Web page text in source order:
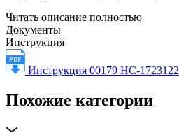
Читать описание полностью
Документы
Инструкция
Инструкция 00179 НС-1723122
Похожие категории